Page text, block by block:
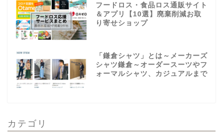
フードロス・食品ロス通販サイト
＆アプリ【10選】廃棄削減お取
り寄せショップ
「鎌倉シャツ」とは～メーカーズ
シャツ鎌倉～オーダースーツやフ
ォーマルシャツ、カジュアルまで
カテゴリ